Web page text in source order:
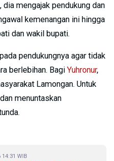
mengajak pendukung dan
kemenangan ini hingga
dan wakil bupati.
pendukungnya agar tidak
berlebihan. BagiYuhronur,
Lamongan. Untuk
menuntaskan
WIB